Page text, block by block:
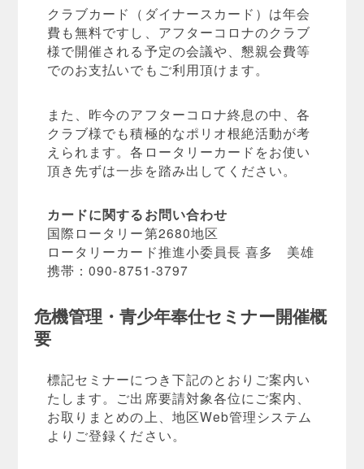
クラブカード（ダイナースカード）は年会
費も無料ですし、アフターコロナのクラブ
様で開催される予定の会議や、懇親会費等
でのお支払いでもご利用頂けます。
また、昨今のアフターコロナ終息の中、各
クラブ様でも積極的なポリオ根絶活動が考
えられます。各ロータリーカードをお使い
頂き先ずは一歩を踏み出してください。
カードに関するお問い合わせ
国際ロータリー第2680地区
ロータリーカード推進小委員長 喜多 美雄
携帯：090-8751-3797
危機管理・青少年奉仕セミナー開催概
要
標記セミナーにつき下記のとおりご案内い
たします。ご出席要請対象各位にご案内、
お取りまとめの上、地区Web管理システム
よりご登録ください。